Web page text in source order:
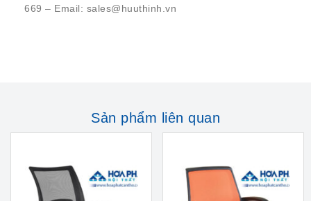
669 – Email: sales@huuthinh.vn
Sản phẩm liên quan